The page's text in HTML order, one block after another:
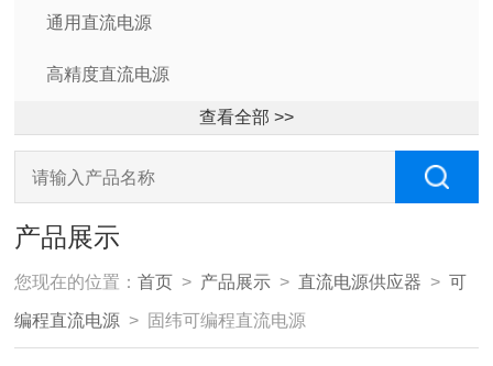
通用直流电源
高精度直流电源
查看全部 >>
产品展示
您现在的位置：首页 > 产品展示 > 直流电源供应器 >可
编程直流电源 > 固纬可编程直流电源